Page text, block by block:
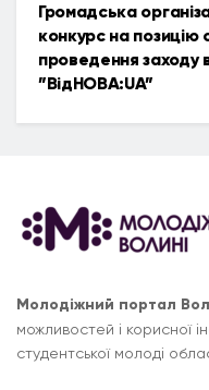
Громадська
конкурс на позицію
проведення заходу
”ВідНОВА:UA”
Молодіжний портал
можливостей і корисної
студентської молоді